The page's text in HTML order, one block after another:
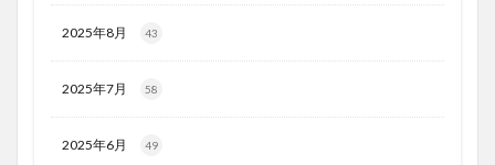
2025年8月 43
2025年7月 58
2025年6月 49